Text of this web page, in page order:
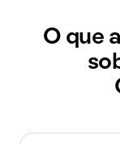
O que